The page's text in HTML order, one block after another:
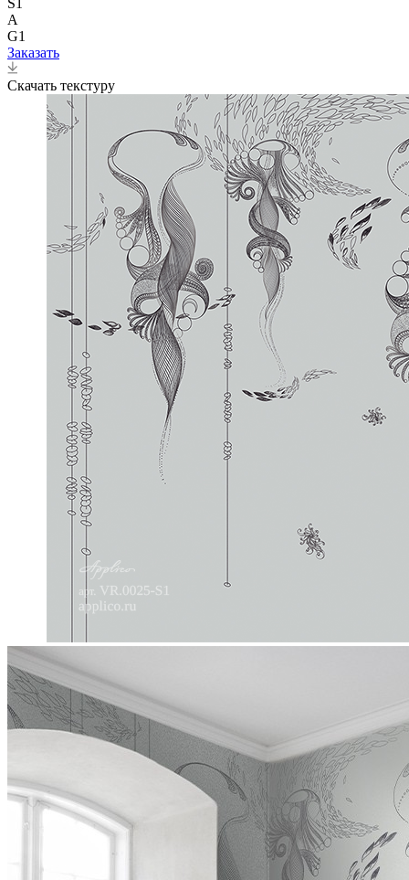
A
G1
Заказать
Скачать текстуру